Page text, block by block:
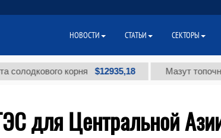
корня $12935,18 Мазут топочный
для Центральной
НОВОСТИ СТАТЬИ СЕКТОРЫ